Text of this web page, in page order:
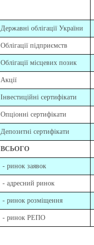
Державні облігації України
Облігації підприємств
Облігації місцевих позик
Акції
Інвестиційні сертифікати
Опціонні сертифікати
Депозитні сертифікати
ВСЬОГО
- ринок заявок
- адресний ринок
- ринок розміщення
- ринок РЕПО